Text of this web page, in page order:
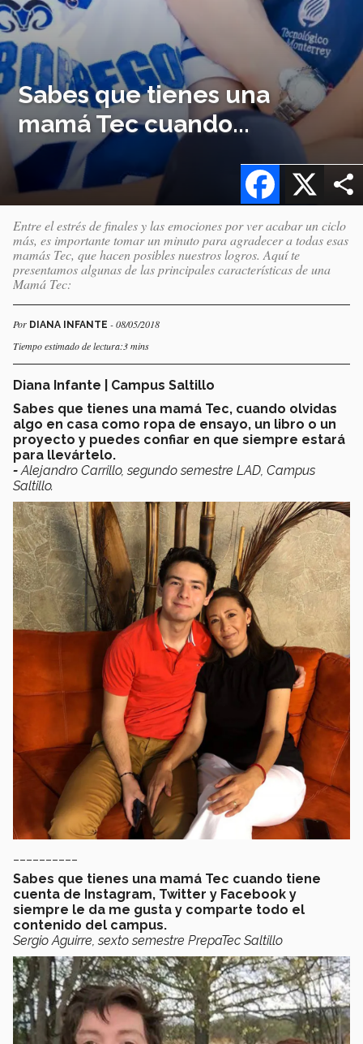
Sabes que tienes una
mamá Tec cuando...
X
Facebook
Entre el estrés de finales y las emociones por ver acabar un ciclo
más, es importante tomar un minuto para agradecer a todas esas
mamás Tec, que hacen posibles nuestros logros. Aquí te
presentamos algunas de las principales características de una
Mamá Tec:
Por DIANA INFANTE - 08/05/2018
Tiempo estimado de lectura:3 mins
Diana Infante | Campus Saltillo
Sabes que tienes una mamá Tec, cuando olvidas
algo en casa como ropa de ensayo, un libro o un
proyecto y puedes confiar en que siempre estará
para llevártelo.
- Alejandro Carrillo, segundo semestre LAD, Campus
Saltillo.
Sabes que tienes una mamá Tec cuando tiene
cuenta de Instagram, Twitter y Facebook y
siempre le da me gusta y comparte todo el
contenido del campus.
Sergio Aguirre, sexto semestre PrepaTec Saltillo